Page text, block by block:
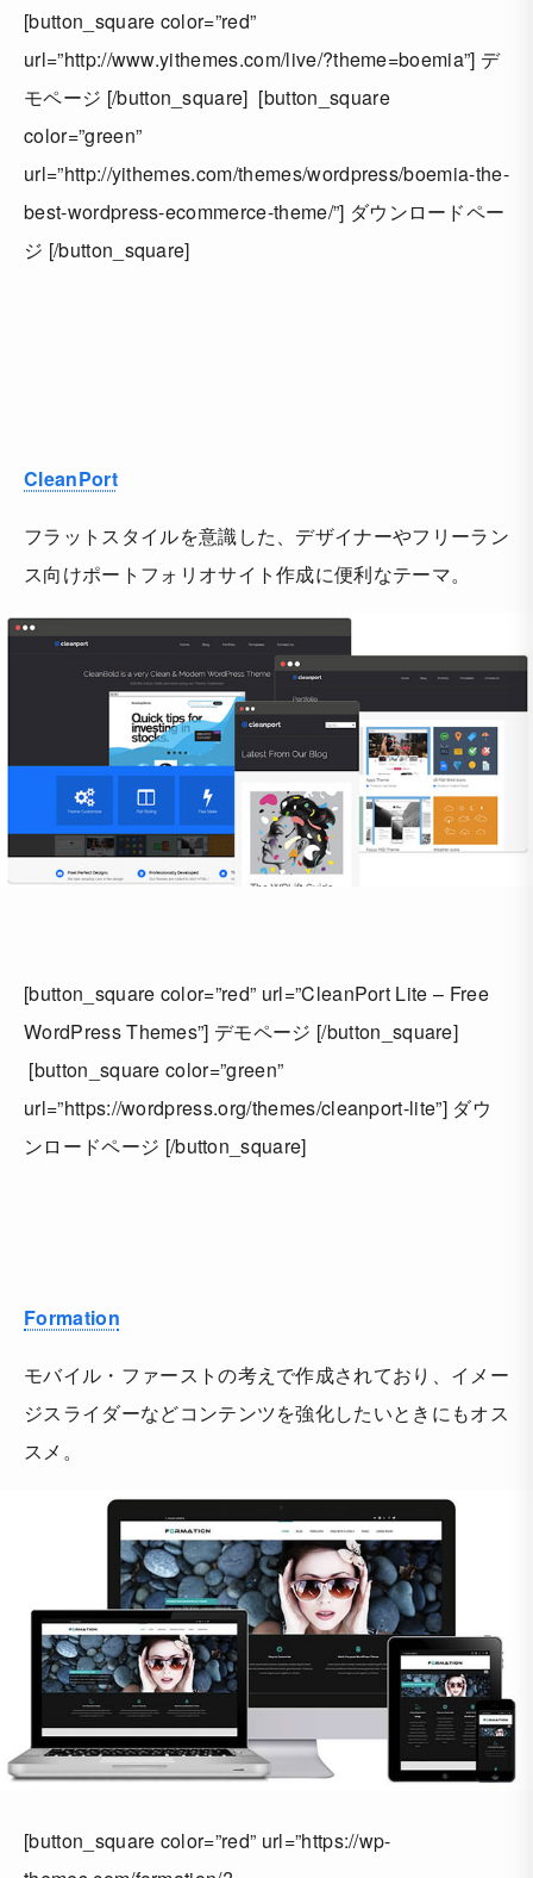
[button_square color=”red”
url=”http://www.yithemes.com/live/?theme=boemia”] デ
モページ [/button_square] [button_square
color=”green”
url=”http://yithemes.com/themes/wordpress/boemia-the-
best-wordpress-ecommerce-theme/”] ダウンロードペー
ジ [/button_square]
CleanPort
フラットスタイルを意識した、デザイナーやフリーラン
ス向けポートフォリオサイト作成に便利なテーマ。
[button_square color=”red” url=”CleanPort Lite – Free
WordPress Themes”] デモページ [/button_square]
[button_square color=”green”
url=”https://wordpress.org/themes/cleanport-lite”] ダウ
ンロードページ [/button_square]
Formation
モバイル・ファーストの考えで作成されており、イメー
ジスライダーなどコンテンツを強化したいときにもオス
スメ。
[button_square color=”red” url=”https://wp-